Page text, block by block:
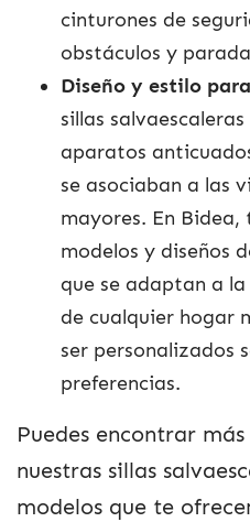
cinturones de
obstáculos y
Diseño y estilo
sillas
aparatos
se asociaban a las
mayores. En Bidea,
modelos y diseños
que se adaptan a
de cualquier hogar
ser personalizados
preferencias.
Puedes encontrar
nuestras sillas
modelos que te